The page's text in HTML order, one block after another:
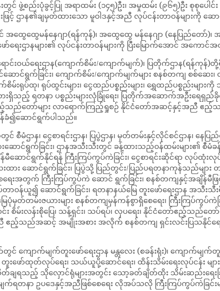
စည်းပုံခွင့်ပြု အရာထမ်း (၁၄၅)ဦး၊ အမှုထမ်း (၉၆၅)ဦး စုစုပေါင်း (
ဦးဖြင့် ဌာန၏ချမှတ်ထားသော မူဝါဒနှင့်အညီ လုပ်ငန်းတာဝန်များကို
ထွေမန်နေဂျာ(ရန်ကုန်)၊ အထွေထွေ မန်နေဂျာ (နေပြည်တော်)၊
ဖော်ရေးဌာနများ၏ လုပ်ငန်းတာဝန်များကို ပြီးမြောက်အောင် အ
ေးဌာန(ကျောက်စိမ်း/ကျောက်မျက်)၊ ပြတိုက်ဌာန(ရန်ကုန်)တို့ရှိပြီ
ောင်ရွက်ခြင်း၊ ကျောက်စိမ်း/ကျောက်မျက်များ စနစ်တကျ စစ်ဆေး
မ်းရုပ်ထု၊ ရုပ်ထွင်းများ၊ ငွေထည်ပစ္စည်းများ၊ ရွှေထည်ပစ္စည်းမျ
သည့် ရတနာ ပစ္စည်းများလုံခြုံရေး၊ ပြတိုက်အဆောက်အဦးရေရှည်ခို
ာ် ဧည့်သည်တော်များ လာရောက်ကြည့်ရှုစဉ် နိုင်ငံတော်အဆင့်နှင့်အညီ
ဝန်ခံ၍ဆောင်ရွက်ပါသည်။
၊ ငွေစာရင်းဌာန၊ ပြပွဲဌာန၊ မှတ်တမ်းနှင့်လိုင်စင်ဌာန၊ နေပြည်တ
ောင်ရွက်ခြင်း၊ ဌာနအသီးသီးတွင် ခန့်ထားသည့်ဝန်ထမ်းများ၏ စီမံခန့်ခွဲ
မီဆောင်ရွက်နိုင်ရန် ကြီးကြပ်ကွပ်ကဲခြင်း၊ ငွေစာရင်းဆိုင်ရာ လုပ်ထုံး
ဆောင်ရွက်ခြင်း၊ ပြပွဲသို့ ပြည်တွင်း/ပြည်ပရတနာကုန်သည်များ
ေရေးအတွက် ကြီးကြပ်ကွပ်ကဲ ဆောင် ရွက်ခြင်း၊ စနစ်တကျနှင့်အချိန်မီ
တာဝန်ယူ၍ ဆောင်ရွက်ခြင်း၊ ရတနာနယ်မြေ တူးဖော်ရေးဌာန အသီ
းဇယားများ စနစ်တကျမှန်ကန်စွာရှိစေရေး၊ ကြီးကြပ်ကွပ်ကဲခြ
စိမ်းလန်းစိုပြေ၊ သန့်ရှင်း၊ သပ်ရပ်၊ လှပရေး၊ နိုင်ငံတော်ဧည့်သည်တော်
ည့်သည်အဆင့် အမျိုးအစား အလိုက် စနစ်တကျ ရှင်းလင်းပြသနိုင်ရေး
က်မျက်တူးဖော်ရေးဌာန မန္တလေး (စခန်းရုံး)၊ ကျောက်မျက်တူး
ရှိ တူးဖော်ထုတ်လုပ်ရေး၊ သယ်ယူပို့ဆောင်ရေး၊ ထိန်းသိမ်းရေးလုပ်ငန်း မျ
စိတ်ချရသည့် သိုလှောင်ရုံများအတွင်း သော့ခတ်ချိတ်ထိုး သိမ်းဆည်းရေး
ျက်ရတနာ ဥပဒေနှင့်အညီဖြစ်စေရေး လိုအပ်သလို ကြီးကြပ်ကွပ်ကဲခြင်း